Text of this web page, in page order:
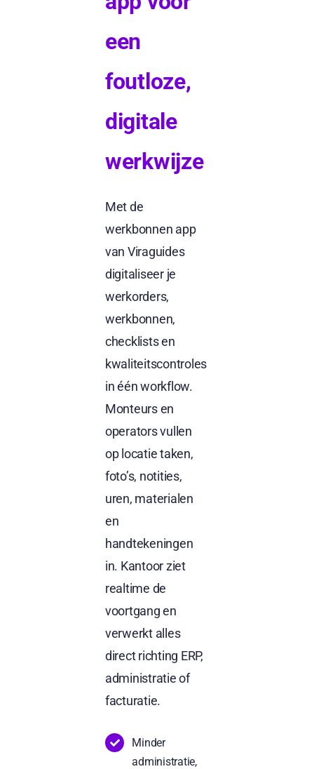
een
foutloze,
digitale
werkwijze
Met de
werkbonnen app
van Viraguides
digitaliseer je
werkorders,
werkbonnen,
checklists en
kwaliteitscontroles
in één workflow.
Monteurs en
operators vullen
op locatie taken,
foto’s, notities,
uren, materialen
en
handtekeningen
in. Kantoor ziet
realtime de
voortgang en
verwerkt alles
direct richting ERP,
administratie of
facturatie.
Minder
administratie,